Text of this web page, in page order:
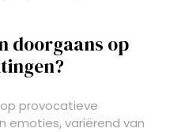
doorgaans op
provocatieve
emoties, variërend van